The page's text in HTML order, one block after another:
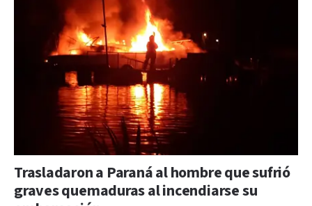
Trasladaron a Paraná al hombre que sufrió
graves quemaduras al incendiarse su